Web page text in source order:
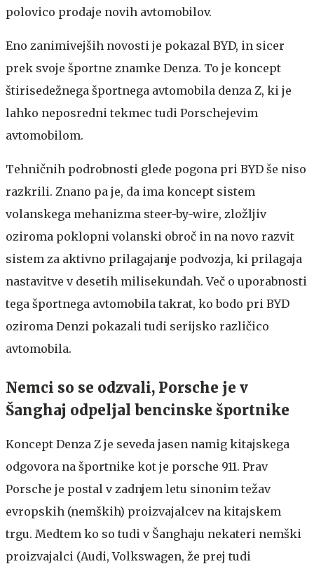
polovico prodaje novih avtomobilov.
Eno zanimivejših novosti je pokazal BYD, in sicer
prek svoje športne znamke Denza. To je koncept
štirisedežnega športnega avtomobila denza Z, ki je
lahko neposredni tekmec tudi Porschejevim
avtomobilom.
Tehničnih podrobnosti glede pogona pri BYD še niso
razkrili. Znano pa je, da ima koncept sistem
volanskega mehanizma steer-by-wire, zložljiv
oziroma poklopni volanski obroč in na novo razvit
sistem za aktivno prilagajanje podvozja, ki prilagaja
nastavitve v desetih milisekundah. Več o uporabnosti
tega športnega avtomobila takrat, ko bodo pri BYD
oziroma Denzi pokazali tudi serijsko različico
avtomobila.
Nemci so se odzvali, Porsche je v
Šanghaj odpeljal bencinske športnike
Koncept Denza Z je seveda jasen namig kitajskega
odgovora na športnike kot je porsche 911. Prav
Porsche je postal v zadnjem letu sinonim težav
evropskih (nemških) proizvajalcev na kitajskem
trgu. Medtem ko so tudi v Šanghaju nekateri nemški
proizvajalci (Audi, Volkswagen, že prej tudi